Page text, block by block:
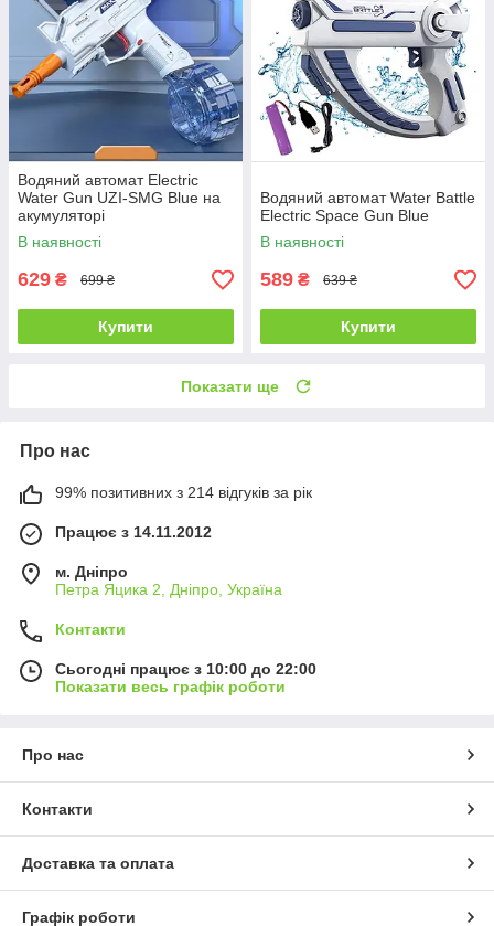
Водяний автомат Electric
Water Gun UZI-SMG Blue на
акумуляторі
В наявності
629 ₴ 699 ₴
Купити
Водяний автомат Water Battle
Electric Space Gun Blue
В наявності
589 ₴ 639 ₴
Купити
Показати ще
Про нас
99% позитивних з 214 відгуків за рік
Працює з 14.11.2012
м. Дніпро
Петра Яцика 2, Дніпро, Україна
Контакти
Сьогодні працює з 10:00 до 22:00
Показати весь графік роботи
Про нас
Контакти
Доставка та оплата
Графік роботи